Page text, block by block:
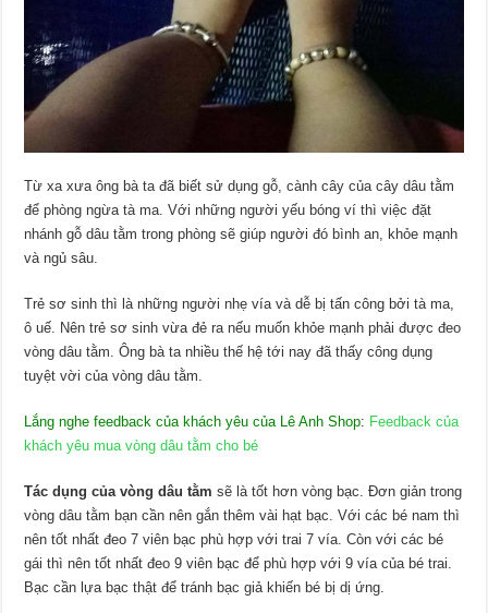
Từ xa xưa ông bà ta đã biết sử dụng gỗ, cành cây của cây dâu tằm
để phòng ngừa tà ma. Với những người yếu bóng ví thì việc đặt
nhánh gỗ dâu tằm trong phòng sẽ giúp người đó bình an, khỏe mạnh
và ngủ sâu.
Trẻ sơ sinh thì là những người nhẹ vía và dễ bị tấn công bởi tà ma,
ô uế. Nên trẻ sơ sinh vừa đẻ ra nếu muốn khỏe mạnh phải được đeo
vòng dâu tằm. Ông bà ta nhiều thế hệ tới nay đã thấy công dụng
tuyệt vời của vòng dâu tằm.
Lắng nghe feedback của khách yêu của Lê Anh Shop: Feedback của
khách yêu mua vòng dâu tằm cho bé
Tác dụng của vòng dâu tằm sẽ là tốt hơn vòng bạc. Đơn giản trong
vòng dâu tằm bạn cần nên gắn thêm vài hạt bạc. Với các bé nam thì
nên tốt nhất đeo 7 viên bạc phù hợp với trai 7 vía. Còn với các bé
gái thì nên tốt nhất đeo 9 viên bạc để phù hợp với 9 vía của bé trai.
Bạc cần lựa bạc thật để tránh bạc giả khiến bé bị dị ứng.